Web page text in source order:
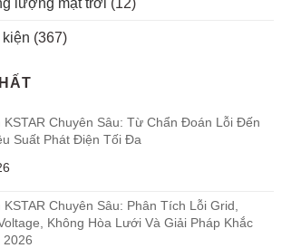
lượng mặt trời (12)
(367)
KSTAR Chuyên Sâu: Từ Chẩn Đoán Lỗi Đến
Suất Phát Điện Tối Đa
Chuyên Sâu: Phân Tích Lỗi Grid,
Không Hòa Lưới Và Giải Pháp Khắc
2026